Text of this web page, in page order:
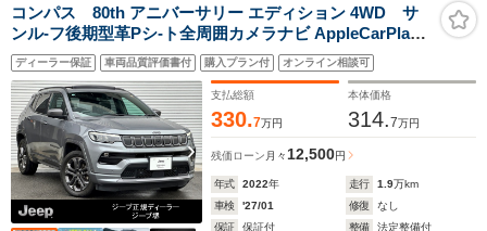
コンパス 80th アニバーサリー エディション 4WD サ
ンル-フ後期型革Pシ-ト全周囲カメラナビ AppleCarPlay
Bluetooth アダプティブクル-ズコントロ-ル ステアリング
ヒ-タ- シ-トヒ-タ- 盗難防止装置 レ-ンキ-プアシスト Fカ
メラ Sカメラ Bカメラ 認定中古車保証付き
ディーラー保証 車両品質評価書付 購入プラン付 オンライン相談可
支払総額
330.7万円
本体価格
314.7万円
残価ローン 月々 12,500円
年式 2022年 走行 1.9万km
車検
'27/01 修復
なし
保証
保証付 整備
法定整備付